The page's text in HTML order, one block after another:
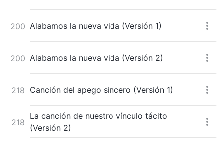
200 Alabamos la nueva vida (Versión 1)
200 Alabamos la nueva vida (Versión 2)
218 Canción del apego sincero (Versión 1)
218
La canción de nuestro vínculo tácito
(Versión 2)